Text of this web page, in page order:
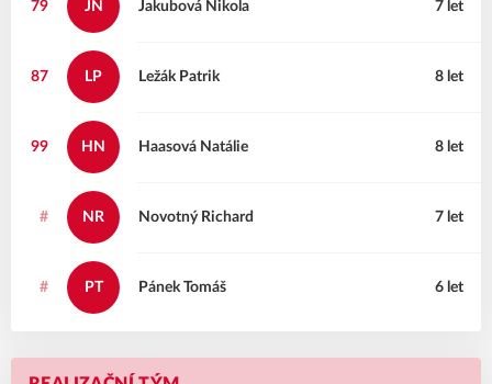
79 JN Nikola
Jakubová 7 let
87 LP Patrik
Ležák 8 let
99 HN Natálie
Haasová 8 let
# NR Richard
Novotný 7 let
# PT Tomáš
Pánek 6 let